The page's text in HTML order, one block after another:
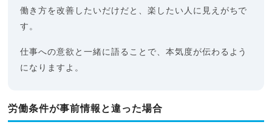
働き方を改善したいだけだと、楽したい人に見えがちで
す。
仕事への意欲と一緒に語ることで、本気度が伝わるよう
になりますよ。
労働条件が事前情報と違った場合